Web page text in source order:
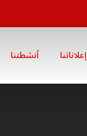
إعلاناتنا أنشطتنا